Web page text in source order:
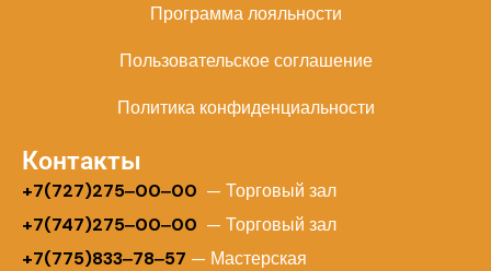
Программа лояльности
Пользовательское соглашение
Политика конфиденциальности
Контакты
+7(727)275‒00‒00 — Торговый зал
+7(747)275‒00‒00 — Торговый зал
+7(775)833‒78‒57 — Мастерская